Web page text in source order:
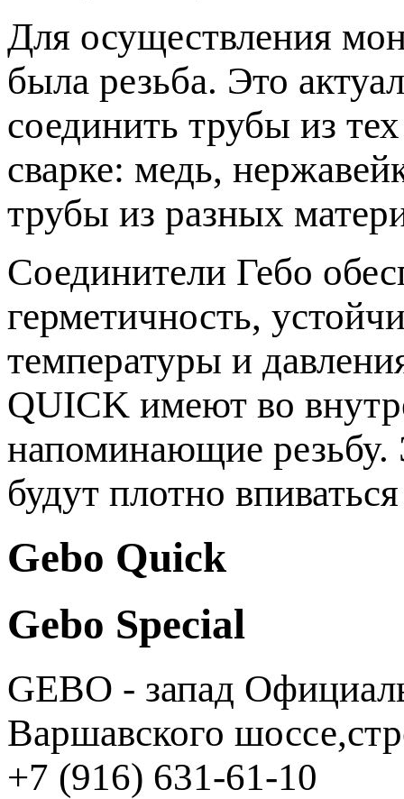
Для осуществления
была резьба. Это
соединить трубы из
сварке: медь,
трубы из разных
Соединители Гебо
герметичность,
температуры и
QUICK имеют во
напоминающие резьбу.
будут плотно
Gebo Quick
Gebo Special
GEBO - запад
Варшавского
+7 (916) 631-61-10